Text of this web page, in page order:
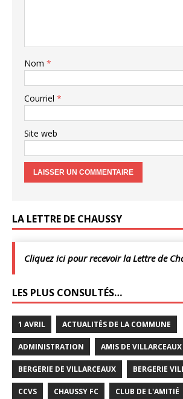
Nom *
Courriel *
Site web
LA LETTRE DE CHAUSSY
Cliquez ici pour recevoir la Lettre de
LES PLUS CONSULTÉS…
1 AVRIL ACTUALITÉS DE LA COMMUNE
ADMINISTRATION AMIS DE VILLARCEAUX
BERGERIE DE VILLARCEAUX BERGERIE
CCVS CHAUSSY FC CLUB DE L'AMITIÉ